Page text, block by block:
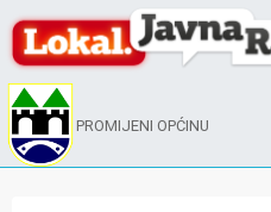
PROMIJENI OPĆINU